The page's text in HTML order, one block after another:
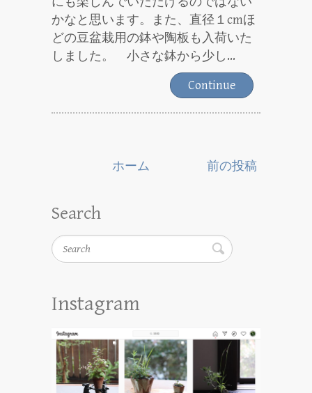
かなと思います。また、直径１cmほ
どの豆盆栽用の鉢や陶板も入荷いた
しました。 小さな鉢から少し...
Continue
前の投稿
ホーム
Search
Search
Instagram